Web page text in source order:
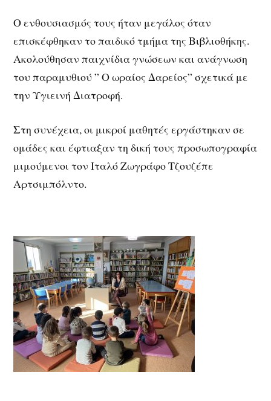
Ο ενθουσιασμός τους ήταν μεγάλος όταν
επισκέφθηκαν το παιδικό τμήμα της Βιβλιοθήκης.
Ακολούθησαν παιχνίδια γνώσεων και ανάγνωση
του παραμυθιού ” Ο ωραίος Δαρείος” σχετικά με
την Υγιεινή Διατροφή.
Στη συνέχεια, οι μικροί μαθητές εργάστηκαν σε
ομάδες και έφτιαξαν τη δική τους προσωπογραφία
μιμούμενοι τον Ιταλό Ζωγράφο Τζουζέπε
Αρτσιμπόλντο.